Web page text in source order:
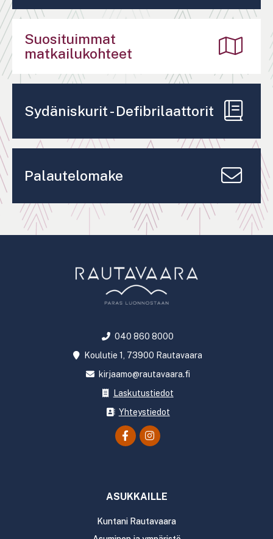
Suosituimmat
matkailukohteet
Sydäniskurit - Defibrilaattorit
Palautelomake
040 860 8000
Koulutie 1, 73900 Rautavaara
kirjaamo@rautavaara.fi
Laskutustiedot
Yhteystiedot
ASUKKAILLE
Kuntani Rautavaara